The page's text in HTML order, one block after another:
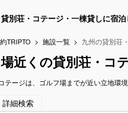
貸別荘・コテージ・一棟貸しに宿泊
TRIPTO 施設一覧 九州の貸別荘
近くの貸別荘・コ
テージは、ゴルフ場までが近い立地環
詳細検索